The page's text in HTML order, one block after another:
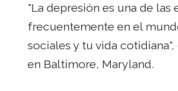
"La depresión es una de
frecuentemente en el
sociales y tu vida cotidiana",
en Baltimore, Maryland.